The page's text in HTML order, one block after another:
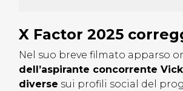
X Factor 2025
Nel suo breve filmato apparso
dell’aspirante concorrente
diverse sui profili social del